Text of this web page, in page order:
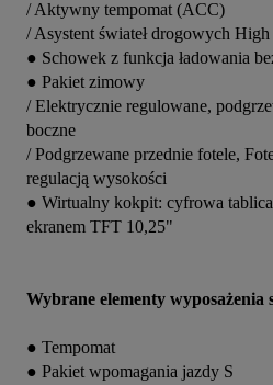
/ Aktywny tempomat (ACC)
/ Asystent świateł drogowych
● Schowek z funkcja ładowania
● Pakiet zimowy
/ Elektrycznie regulowane,
boczne
/ Podgrzewane przednie fotele,
regulacją wysokości
● Wirtualny kokpit: cyfrowa
ekranem TFT 10,25"
Wybrane elementy wyposażenia
● Tempomat
● Pakiet wpomagania jazdy S